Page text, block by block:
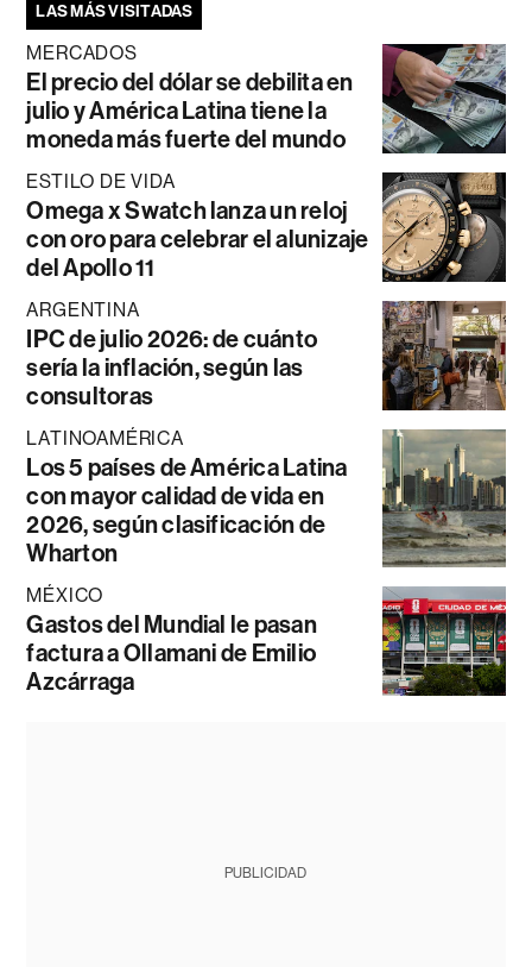
LAS MÁS VISITADAS
MERCADOS
El precio del dólar se debilita en
julio y América Latina tiene la
moneda más fuerte del mundo
ESTILO DE VIDA
Omega x Swatch lanza un reloj
con oro para celebrar el alunizaje
del Apollo 11
ARGENTINA
IPC de julio 2026: de cuánto
sería la inflación, según las
consultoras
LATINOAMÉRICA
Los 5 países de América Latina
con mayor calidad de vida en
2026, según clasificación de
Wharton
MÉXICO
Gastos del Mundial le pasan
factura a Ollamani de Emilio
Azcárraga
PUBLICIDAD